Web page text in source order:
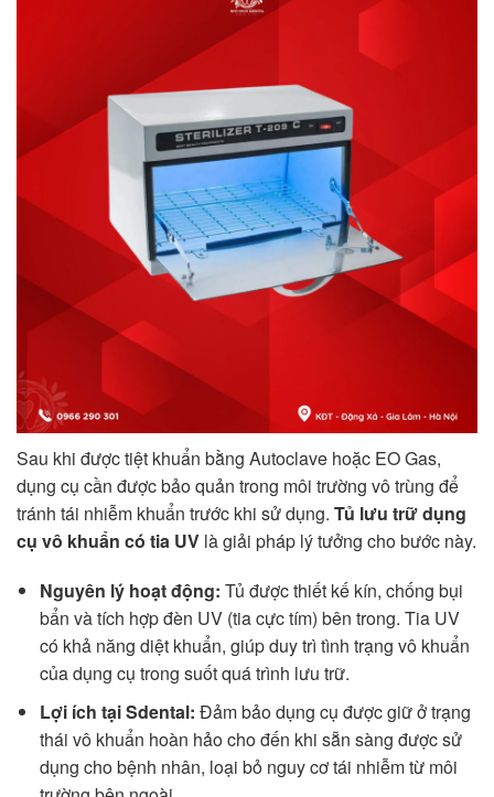
Sau khi được tiệt khuẩn bằng Autoclave hoặc EO Gas,
dụng cụ cần được bảo quản trong môi trường vô trùng để
tránh tái nhiễm khuẩn trước khi sử dụng. Tủ lưu trữ dụng
cụ vô khuẩn có tia UV là giải pháp lý tưởng cho bước này.
Nguyên lý hoạt động: Tủ được thiết kế kín, chống bụi
bẩn và tích hợp đèn UV (tia cực tím) bên trong. Tia UV
có khả năng diệt khuẩn, giúp duy trì tình trạng vô khuẩn
của dụng cụ trong suốt quá trình lưu trữ.
Lợi ích tại Sdental: Đảm bảo dụng cụ được giữ ở trạng
thái vô khuẩn hoàn hảo cho đến khi sẵn sàng được sử
dụng cho bệnh nhân, loại bỏ nguy cơ tái nhiễm từ môi